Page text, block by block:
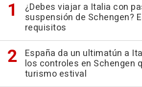
¿Debes viajar a Italia con
suspensión de Schengen?
requisitos
España da un ultimatún a
los controles en Schengen
turismo estival